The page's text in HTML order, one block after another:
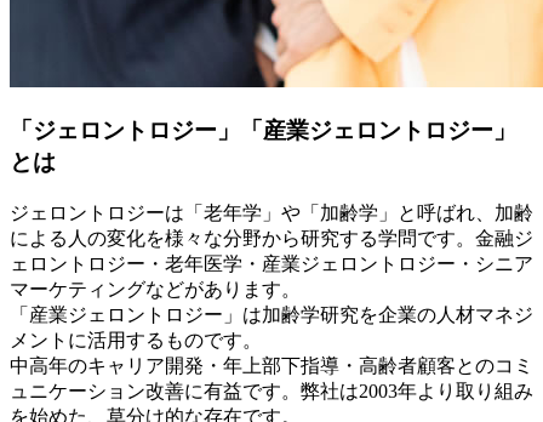
「ジェロントロジー」「産業ジェロントロジー」
とは
ジェロントロジーは「老年学」や「加齢学」と呼ばれ、加齢
による人の変化を様々な分野から研究する学問です。金融ジ
ェロントロジー・老年医学・産業ジェロントロジー・シニア
マーケティングなどがあります。
「産業ジェロントロジー」は加齢学研究を企業の人材マネジ
メントに活用するものです。
中高年のキャリア開発・年上部下指導・高齢者顧客とのコミ
ュニケーション改善に有益です。弊社は2003年より取り組み
を始めた、草分け的な存在です。